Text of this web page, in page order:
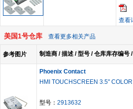
查看
美国1号仓库 查看更多相关产品
参考图片 制造商 / 描述 / 型号 / 仓库库存编号
Phoenix Contact
HMI TOUCHSCREEN 3.5" COLOR
型号： 2913632